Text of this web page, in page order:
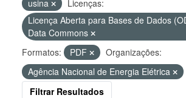
usina
Licenças:
Licença Aberta para Bases de Dados
Data Commons
Formatos:
PDF
Organizações:
Agência Nacional de Energia Elétrica
Filtrar Resultados